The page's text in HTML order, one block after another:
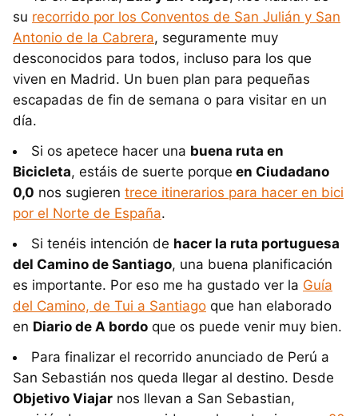
su recorrido por los Conventos de San Julián y San
Antonio de la Cabrera, seguramente muy
desconocidos para todos, incluso para los que
viven en Madrid. Un buen plan para pequeñas
escapadas de fin de semana o para visitar en un
día.
Si os apetece hacer una buena ruta en
Bicicleta, estáis de suerte porque en Ciudadano
0,0 nos sugieren trece itinerarios para hacer en bici
por el Norte de España.
Si tenéis intención de hacer la ruta portuguesa
del Camino de Santiago, una buena planificación
es importante. Por eso me ha gustado ver la Guía
del Camino, de Tui a Santiago que han elaborado
en Diario de A bordo que os puede venir muy bien.
Para finalizar el recorrido anunciado de Perú a
San Sebastián nos queda llegar al destino. Desde
Objetivo Viajar nos llevan a San Sebastian,